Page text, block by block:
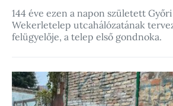
144 éve ezen a napon született
Wekerletelep utcahálózatának
felügyelője, a telep első gondnoka.